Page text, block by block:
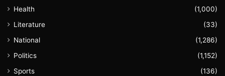
Health
(1,000)
Literature
(33)
National
(1,286)
Politics
(1,152)
Sports
(136)